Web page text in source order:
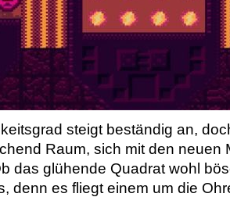
steigt beständig an,
Raum, sich mit den neuen
das glühende Quadrat wohl
denn es fliegt einem um die